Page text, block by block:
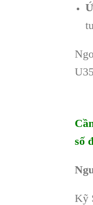
số
Kỹ